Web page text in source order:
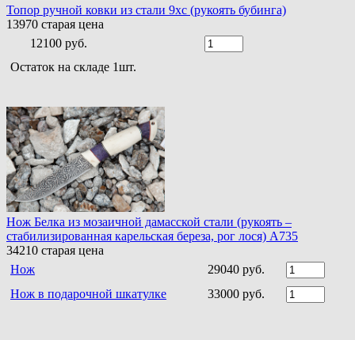
Топор ручной ковки из стали 9хс (рукоять бубинга)
13970 старая цена
12100 руб.
Остаток на складе 1шт.
Нож Белка из мозаичной дамасской стали (рукоять –
стабилизированная карельская береза, рог лося) A735
34210 старая цена
Нож
29040 руб.
Нож в подарочной шкатулке
33000 руб.